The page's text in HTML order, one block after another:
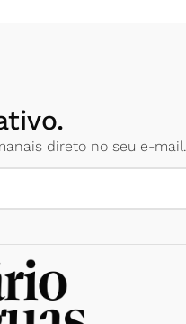
direto no seu e-mail.